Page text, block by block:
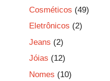
Cosméticos (49)
Eletrônicos (2)
Jeans (2)
Jóias (12)
Nomes (10)